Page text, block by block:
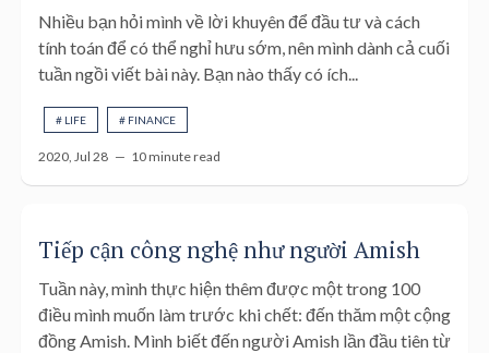
Nhiều bạn hỏi mình về lời khuyên để đầu tư và cách
tính toán để có thể nghỉ hưu sớm, nên mình dành cả cuối
tuần ngồi viết bài này. Bạn nào thấy có ích...
# LIFE # FINANCE
2020, Jul 28 — 10 minute read
Tiếp cận công nghệ như người Amish
Tuần này, mình thực hiện thêm được một trong 100
điều mình muốn làm trước khi chết: đến thăm một cộng
đồng Amish. Mình biết đến người Amish lần đầu tiên từ